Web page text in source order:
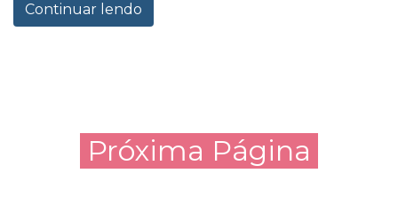
Continuar lendo
Próxima Página